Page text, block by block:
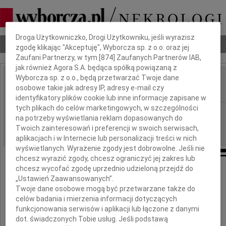
Nekrologi Odeszli Poradnik pogrzebowy
IMIĘ I NAZWISKO: Arek Biernacki
REGION: Warszawa, cała Polska
DATA EMISJI: 10.08.2022
W 20 rocznicę wciąż pamiętamy.
Arek Biernacki
Dbamy o Twoją prywatność
Droga Użytkowniczko, Drogi Użytkowniku, jeśli wyrazisz
zgodę klikając "Akceptuję", Wyborcza sp. z o.o. oraz jej
Zaufani Partnerzy, w tym [874 ] Zaufanych Partnerów IAB,
jak również Agora S.A. będąca spółką powiązaną z
Wyborcza sp. z o.o., będą przetwarzać Twoje dane
osobowe takie jak adresy IP, adresy e-mail czy
identyfikatory plików cookie lub inne informacje zapisane w
tych plikach do celów marketingowych, w szczególności
na potrzeby wyświetlania reklam dopasowanych do
Twoich zainteresowań i preferencji w swoich serwisach,
aplikacjach i w Internecie lub personalizacji treści w nich
wyświetlanych. Wyrażenie zgody jest dobrowolne. Jeśli nie
chcesz wyrazić zgody, chcesz ograniczyć jej zakres lub
chcesz wycofać zgodę uprzednio udzieloną przejdź do
„Ustawień Zaawansowanych”.
Twoje dane osobowe mogą być przetwarzane także do
celów badania i mierzenia informacji dotyczących
funkcjonowania serwisów i aplikacji lub łączone z danymi
dot. świadczonych Tobie usług. Jeśli podstawą